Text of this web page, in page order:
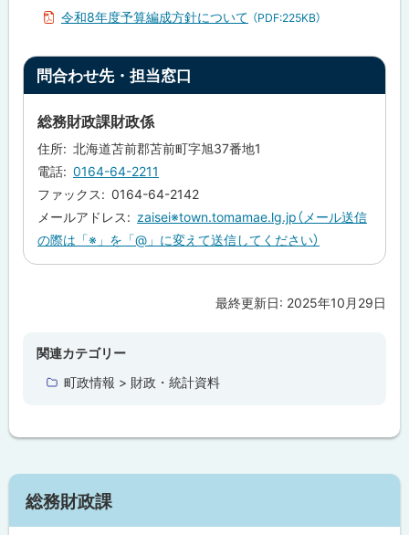
令和8年度予算編成方針について （PDF:225KB）
ト
問合わせ先・担当窓口
総務財政課財政係
住所
北海道苫前郡苫前町字旭37番地1
電話
0164-64-2211
ファックス
0164-64-2142
メールアドレス
zaisei※town.tomamae.lg.jp（メール送信
の際は「※」を「@」に変えて送信してください）
最終更新日: 2025年10月29日
関連カテゴリー
町政情報 > 財政・統計資料
サ
イ
総務財政課